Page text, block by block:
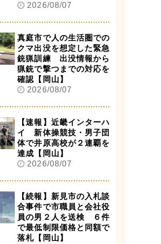
2026/08/07
真庭市で人の生活圏での
クマ出没を想定した緊急
銃猟訓練 出没情報から
猟銃で撃つまでの対応を
確認【岡山】
2026/08/07
【速報】近畿インターハ
イ 新体操競技・男子団
体で井原高校が２連覇を
達成【岡山】
2026/08/07
【続報】新見市の入札談
合事件で市職員と会社役
員の男２人を送検 ６件
で最低制限価格と同額で
落札【岡山】